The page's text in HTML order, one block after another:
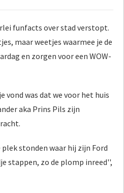
funfacts over stad verstopt.
maar weetjes waarmee je de
en zorgen voor een WOW-
vond was dat we voor het huis
aka Prins Pils zijn
plek stonden waar hij zijn Ford
stappen, zo de plomp inreed'',